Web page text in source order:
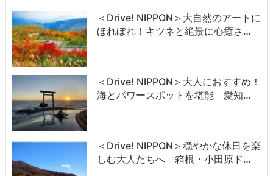
＜Drive! NIPPON＞大自然のアートに
ほれぼれ！キツネと絶景に心癒さ…
＜Drive! NIPPON＞大人におすすめ！
海とパワースポットを堪能 愛知…
＜Drive! NIPPON＞穏やかな休日を楽
しむ大人たちへ 箱根・小田原ド…